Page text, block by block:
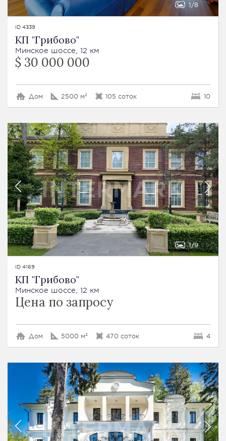
1 8
ID 4339
КП "Грибово"
Минское шоссе, 12 км
$ 30 000 000
Дом 2500 м² 105 соток 10
1 9
ID 4169
КП "Грибово"
Минское шоссе, 12 км
Цена по запросу
Дом 5000 м² 470 соток 4